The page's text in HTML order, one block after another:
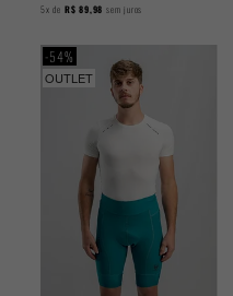
5x de R$ 89,98 sem juros
OUTLET
54%